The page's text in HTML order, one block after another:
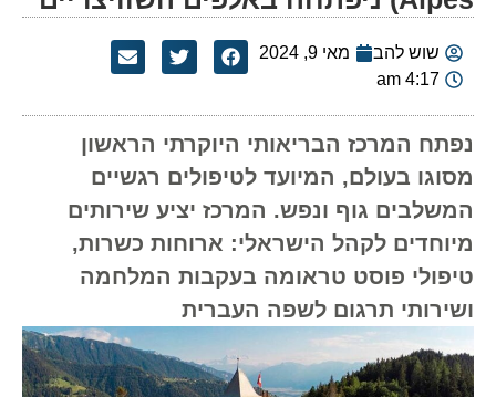
שוש להב
מאי 9, 2024
4:17 am
נפתח המרכז הבריאותי היוקרתי הראשון
מסוגו בעולם, המיועד לטיפולים רגשיים
המשלבים גוף ונפש. המרכז יציע שירותים
מיוחדים לקהל הישראלי: ארוחות כשרות,
טיפולי פוסט טראומה בעקבות המלחמה
ושירותי תרגום לשפה העברית